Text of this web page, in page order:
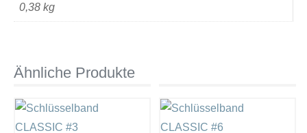
0,38 kg
Ähnliche Produkte